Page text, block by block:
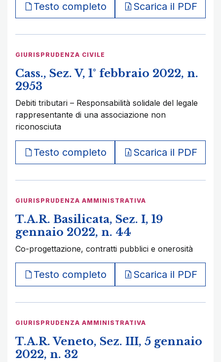
Testo completo Scarica il PDF
GIURISPRUDENZA CIVILE
Cass., Sez. V, 1° febbraio 2022, n.
2953
Debiti tributari – Responsabilità solidale del legale
rappresentante di una associazione non
riconosciuta
Testo completo Scarica il PDF
GIURISPRUDENZA AMMINISTRATIVA
T.A.R. Basilicata, Sez. I, 19
gennaio 2022, n. 44
Co-progettazione, contratti pubblici e onerosità
Testo completo Scarica il PDF
GIURISPRUDENZA AMMINISTRATIVA
T.A.R. Veneto, Sez. III, 5 gennaio
2022, n. 32